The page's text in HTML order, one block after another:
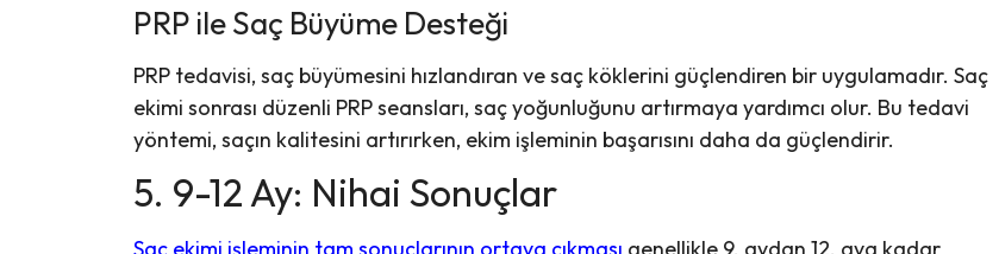
PRP ile Saç Büyüme Desteği
PRP tedavisi, saç büyümesini hızlandıran ve saç köklerini güçlendiren bir uygulamadır. Saç
ekimi sonrası düzenli PRP seansları, saç yoğunluğunu artırmaya yardımcı olur. Bu tedavi
yöntemi, saçın kalitesini artırırken, ekim işleminin başarısını daha da güçlendirir.
5. 9-12 Ay: Nihai Sonuçlar